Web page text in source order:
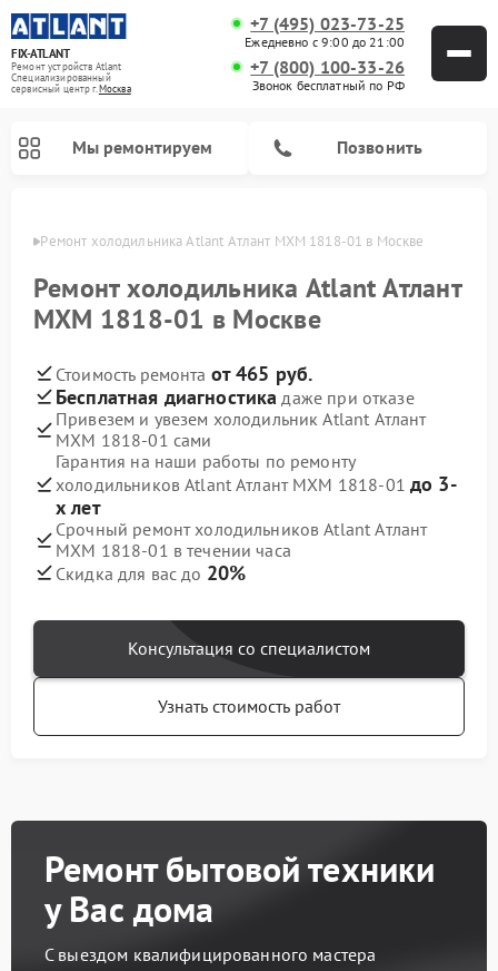
FIX-ATLANT
Ремонт устройств Atlant
Специализированный
cервисный центр г.Москва
+7 (495) 023-73-25
Ежедневно с 9:00 до 21:00
+7 (800) 100-33-26
Звонок бесплатный по РФ
Мы ремонтируем Позвонить
Ремонт холодильника Atlant Атлант МХМ 1818-01 в Москве
Ремонт холодильника Atlant Атлант
МХМ 1818-01 в Москве
Стоимость ремонта от 465 руб.
Бесплатная диагностика даже при отказе
Привезем и увезем холодильник Atlant Атлант
МХМ 1818-01 сами
Гарантия на наши работы по ремонту
холодильников Atlant Атлант МХМ 1818-01 до 3-
х лет
Срочный ремонт холодильников Atlant Атлант
МХМ 1818-01 в течении часа
Скидка для вас до 20%
Консультация со специалистом
Узнать стоимость работ
Ремонт бытовой техники
у Вас дома
С выездом квалифицированного мастера